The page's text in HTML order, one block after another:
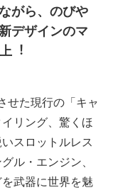
がら、のびや
デザインのマ
︕
せた現行の「キャ
リング、驚くほ
スロットルレス
ル・エンジン、
武器に世界を魅